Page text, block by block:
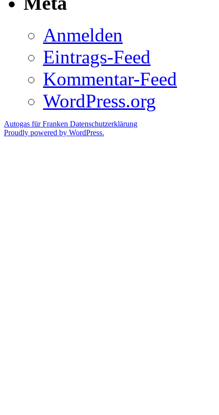
Anmelden
Eintrags-Feed
Kommentar-Feed
WordPress.org
Autogas für Franken Datenschutzerklärung
Proudly powered by WordPress.